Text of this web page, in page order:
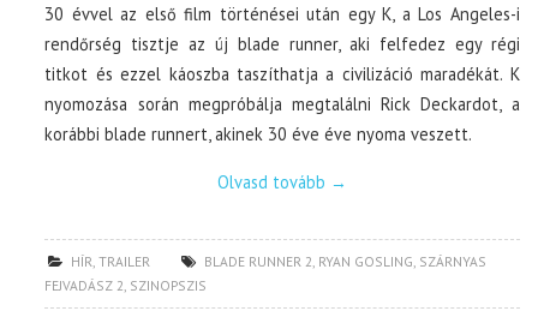
30 évvel az első film történései után egy K, a Los Angeles-i
rendőrség tisztje az új blade runner, aki felfedez egy régi
titkot és ezzel káoszba taszíthatja a civilizáció maradékát. K
nyomozása során megpróbálja megtalálni Rick Deckardot, a
korábbi blade runnert, akinek 30 éve éve nyoma veszett.
Olvasd tovább →
HÍR ,TRAILER BLADE RUNNER 2 RYAN GOSLING SZÁRNYAS
FEJVADÁSZ 2 SZINOPSZIS